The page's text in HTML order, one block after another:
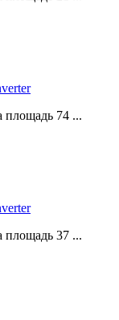
площадь 74 ...
площадь 37 ...